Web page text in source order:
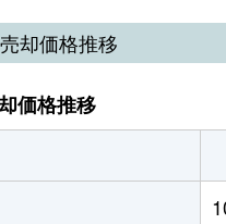
却価格推移
価格推移